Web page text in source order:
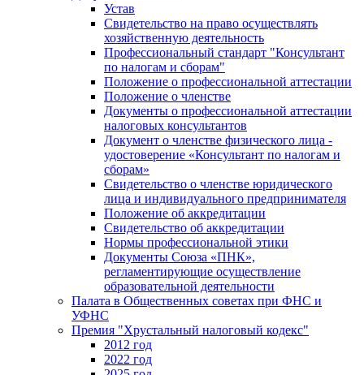
Устав
Свидетельство на право осуществлять
хозяйственную деятельность
Профессиональный стандарт "Консультант
по налогам и сборам"
Положение о профессиональной аттестации
Положение о членстве
Документы о профессиональной аттестации
налоговых консультантов
Документ о членстве физического лица -
удостоверение «Консультант по налогам и
сборам»
Свидетельство о членстве юридического
лица и индивидуального предпринимателя
Положение об аккредитации
Свидетельство об аккредитации
Нормы профессиональной этики
Документы Союза «ПНК»,
регламентирующие осуществление
образовательной деятельности
Палата в Общественных советах при ФНС и
УФНС
Премия "Хрустальный налоговый кодекс"
2012 год
2022 год